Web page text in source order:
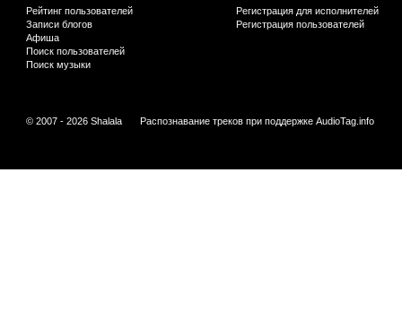
Рейтинг пользователей
Записи блогов
Афиша
Поиск пользователей
Поиск музыки
Регистрация для исполнителей
Регистрация пользователей
© 2007 - 2026 Shalala Распознавание треков при поддержке AudioTag.info